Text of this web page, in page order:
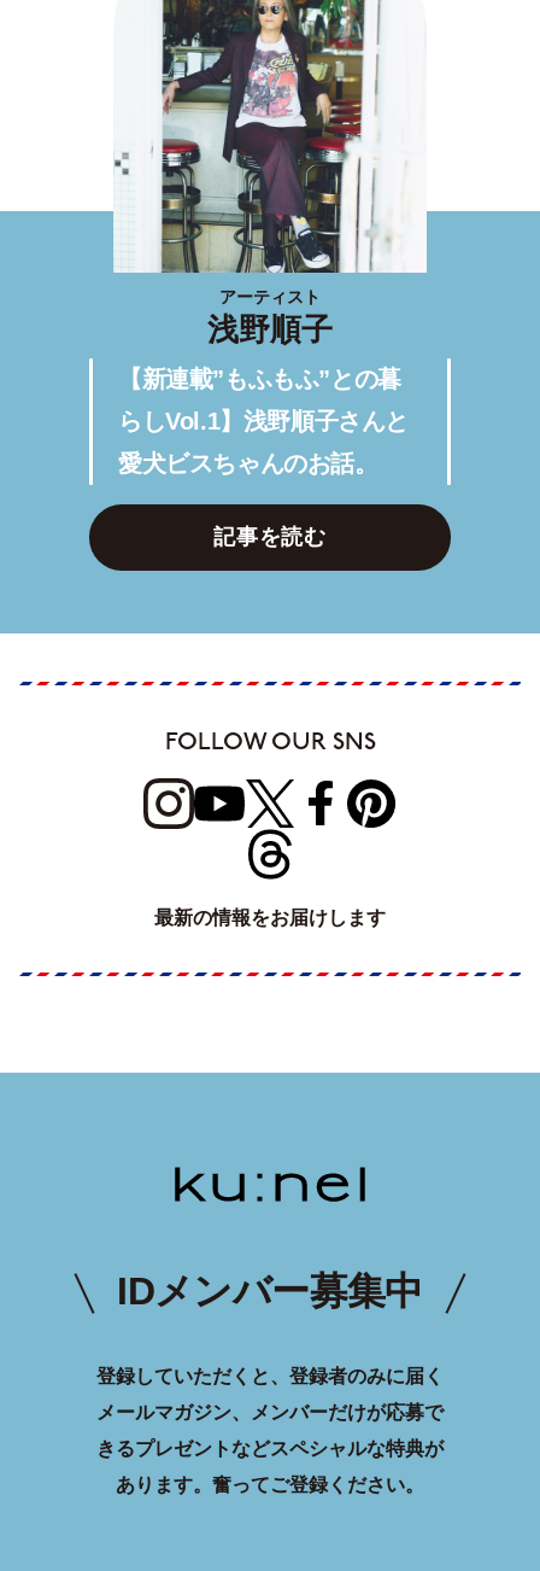
アーティスト
浅野順子
【新連載”もふもふ”との暮
らしVol.1】浅野順子さんと
愛犬ビスちゃんのお話。
記事を読む
FOLLOW OUR SNS
最新の情報をお届けします
IDメンバー募集中
登録していただくと、登録者のみに届く
メールマガジン、メンバーだけが応募で
きるプレゼントなどスペシャルな特典が
あります。 奮ってご登録ください。